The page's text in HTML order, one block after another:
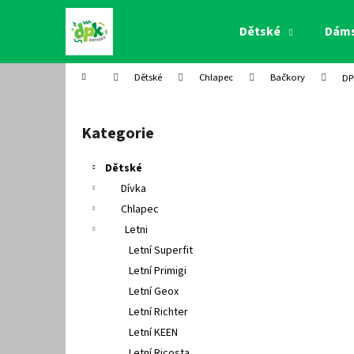
Dětské
Domů Dětské Chlapec Bačkory
Přeskočit
kategorie
Kategorie
Dětské
Dívka
Chlapec
Letni
Letní Superfit
Letní Primigi
Letní Geox
Letní Richter
Letní KEEN
í
Zpět
do
Zpět
do